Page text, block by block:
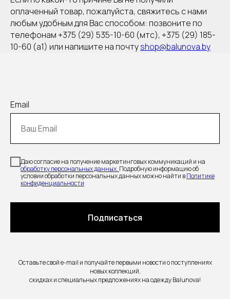
оплаченный товар, пожалуйста, свяжитесь с нами
любым удобным для Вас способом: позвоните по
телефонам +375 (29) 535-10-60 (мтс), +375 (29) 185-
10-60 (а1) или напишите на почтуshop@balunova.by
Email
Даю согласие на получение маркетинговых коммуникаций и на
обработку персональных данных. Подробную информацию об
условии обработки персональных данных можно найти вПолитике
конфиденциальности
Подписаться
Оставьте свой e-mail и получайте первыми новости о поступлениях
новых коллекций,
скидках и специальных предложениях на одежду Balunova!